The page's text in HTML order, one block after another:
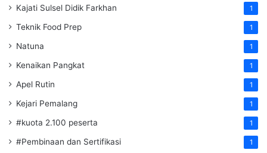
Kajati Sulsel Didik Farkhan 1
Teknik Food Prep 1
Natuna 1
Kenaikan Pangkat 1
Apel Rutin 1
Kejari Pemalang 1
#kuota 2.100 peserta 1
#Pembinaan dan Sertifikasi 1